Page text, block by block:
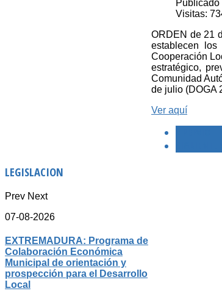
Publicado
Visitas:
ORDEN de 21
establecen
Cooperación
estratégico,
Comunidad
de julio (DOGA
Ver aquí
LEGISLACION
Prev Next
07-08-2026
EXTREMADURA: Programa de
Colaboración Económica
Municipal de orientación y
prospección para el Desarrollo
Local